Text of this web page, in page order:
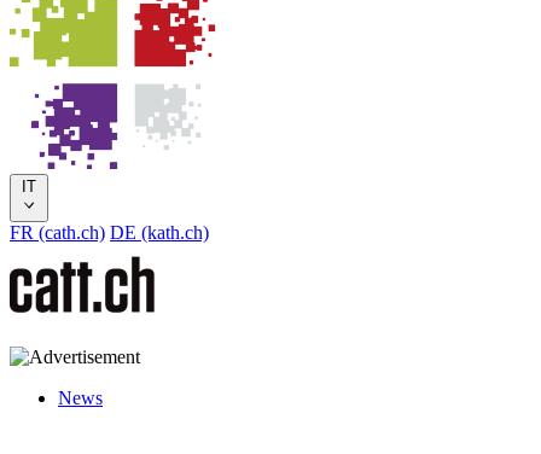
IT
FR (cath.ch) DE (kath.ch)
News